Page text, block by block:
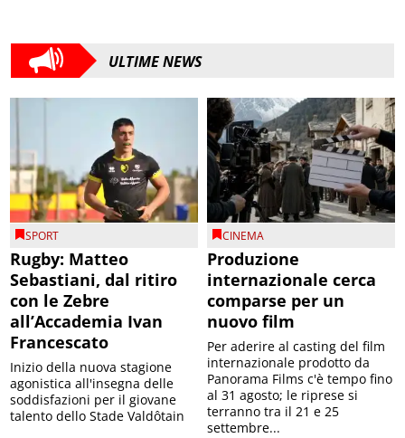
ULTIME NEWS
SPORT
Rugby: Matteo
Sebastiani, dal ritiro
con le Zebre
all’Accademia Ivan
Francescato
Inizio della nuova stagione
agonistica all'insegna delle
soddisfazioni per il giovane
talento dello Stade Valdôtain
CINEMA
Produzione
internazionale cerca
comparse per un
nuovo film
Per aderire al casting del film
internazionale prodotto da
Panorama Films c'è tempo fino
al 31 agosto; le riprese si
terranno tra il 21 e 25
settembre...